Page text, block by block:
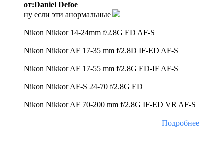
от:Daniel Defoe
ну если эти анормальные
Nikon Nikkor 14-24mm f/2.8G ED AF-S
Nikon Nikkor AF 17-35 mm f/2.8D IF-ED AF-S
Nikon Nikkor AF 17-55 mm f/2.8G ED-IF AF-S
Nikon Nikkor AF-S 24-70 f/2.8G ED
Nikon Nikkor AF 70-200 mm f/2.8G IF-ED VR AF-S
Подробнее